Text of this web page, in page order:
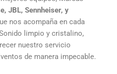
JBL, Sennheiser, y
nos acompaña en cada
limpio y cristalino,
nuestro servicio
de manera impecable.